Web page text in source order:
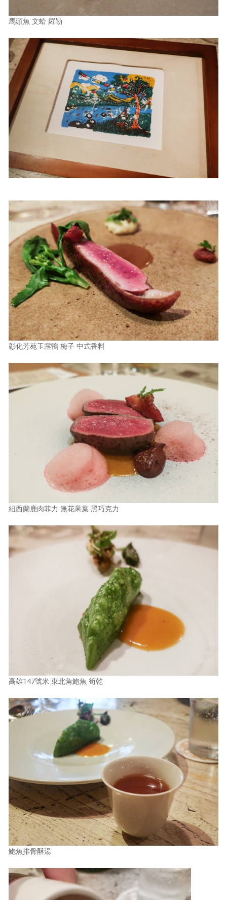
馬頭魚 文蛤 羅勒
彰化芳苑玉露鴨 梅子 中式香料
紐西蘭鹿肉菲力 無花果葉 黑巧克力
高雄147號米 東北角鮑魚 筍乾
鮑魚排骨酥湯